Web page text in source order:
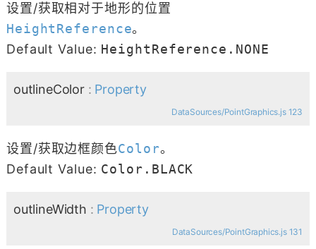
设置/获取相对于地形的位置
HeightReference。
Default Value: HeightReference.NONE
outlineColor: Property
DataSources/PointGraphics.js 123
设置/获取边框颜色Color。
Default Value: Color.BLACK
outlineWidth : Property
DataSources/PointGraphics.js 131